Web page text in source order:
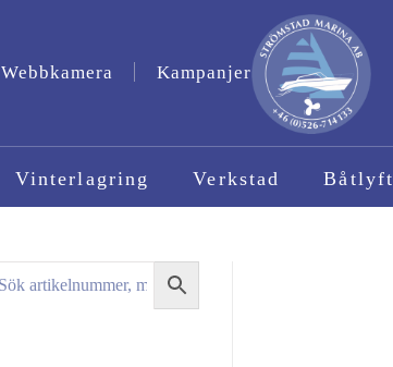
Webbkamera Kampanjer
Vinterlagring Verkstad Båtlyft